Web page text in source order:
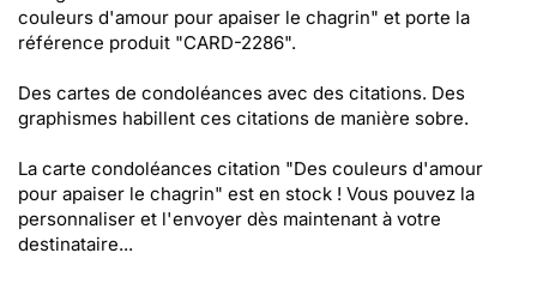
couleurs d'amour pour apaiser le chagrin" et porte la
référence produit "CARD-2286".
Des cartes de condoléances avec des citations. Des
graphismes habillent ces citations de manière sobre.
La carte condoléances citation "Des couleurs d'amour
pour apaiser le chagrin" est en stock ! Vous pouvez la
personnaliser et l'envoyer dès maintenant à votre
destinataire...